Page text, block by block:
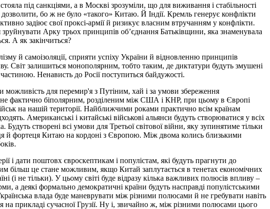
під санкціями, а в Москві зрозуміли, що для виживання і стабільності
бо ж не було «такого» Китаю. Й Індії. Кремль генерує конфлікти
задіює свої проксі-армії й ризикує власним втручанням у конфлікти.
Арку трьох принципів обʼєднання Батьківщини, яка знаменувала
А як закінчиться?
й самоізоляції, сприяти успіху України й відновленню принципів
Світ залишиться монополярним, тобто таким, де диктатури будуть змушені
Ненависть до Росії поступиться байдужості.
можливість для перемир'я з Путіним, хай і за умови збереження
фактично біполярним, розділеним між США і КНР, при цьому в Європі
на нашій території. Найближчими роками практично всім країнам
Американські і китайські військові альянси будуть створюватися у всіх
створені всі умови для Третьої світової війни, яку зупинятиме тільки
й фортеця Китаю на кордоні з Європою. Між двома колись близькими
і дати поштовх євроскептикам і популістам, які будуть прагнути до
більш це стане можливим, якщо Китай заплутається в тенетах економічних
(і не тільки). У цьому світі буде відразу кілька важливих полюсів впливу –
а деякі формально демократичні країни будуть насправді популістськими
влада буде маневрувати між різними полюсами й не гребувати навіть
прикладі сучасної Грузії. Ну і, звичайно ж, між різними полюсами цього